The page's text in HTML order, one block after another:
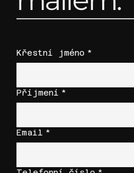
Křestní jméno *
Příjmení *
Email *